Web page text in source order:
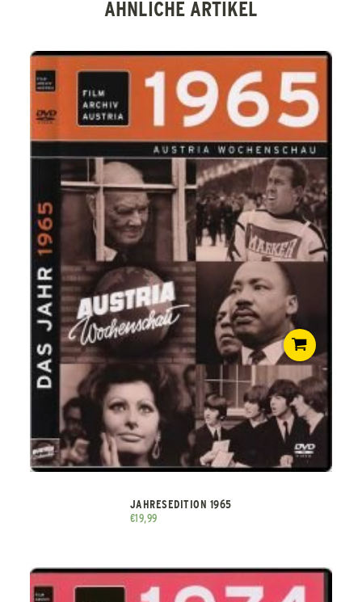
ÄHNLICHE ARTIKEL
JAHRESEDITION 1965
€19,99